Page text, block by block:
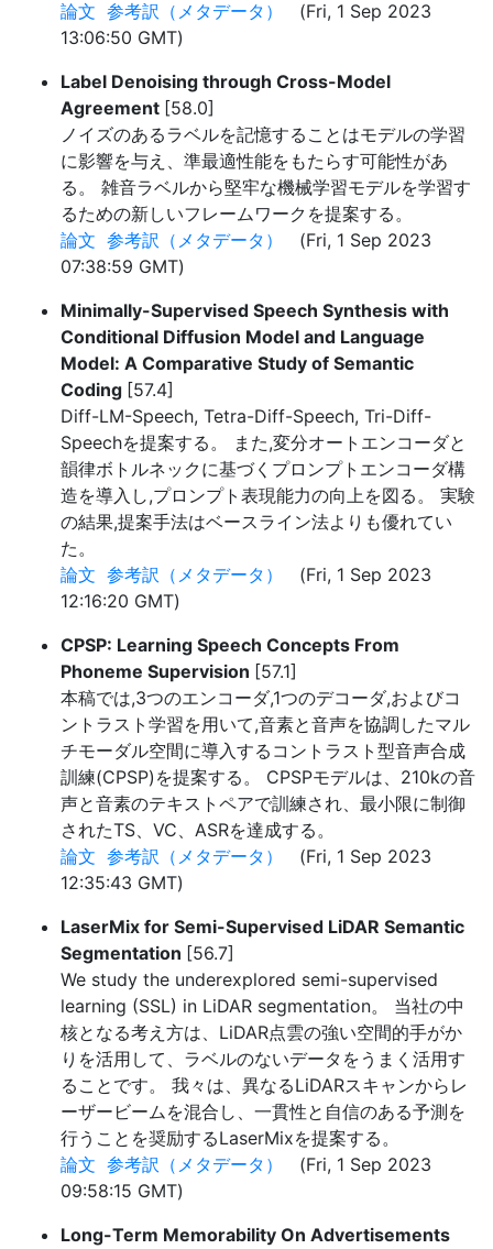
論文 参考訳（メタデータ）
(Fri, 1 Sep 2023
13:06:50 GMT)
Label Denoising through Cross-Model
Agreement [58.0]
ノイズのあるラベルを記憶することはモデルの学習
に影響を与え、準最適性能をもたらす可能性があ
る。 雑音ラベルから堅牢な機械学習モデルを学習す
るための新しいフレームワークを提案する。
論文 参考訳（メタデータ）
(Fri, 1 Sep 2023
07:38:59 GMT)
Minimally-Supervised Speech Synthesis with
Conditional Diffusion Model and Language
Model: A Comparative Study of Semantic
Coding [57.4]
Diff-LM-Speech, Tetra-Diff-Speech, Tri-Diff-
Speechを提案する。 また,変分オートエンコーダと
韻律ボトルネックに基づくプロンプトエンコーダ構
造を導入し,プロンプト表現能力の向上を図る。 実験
の結果,提案手法はベースライン法よりも優れてい
た。
論文 参考訳（メタデータ）
(Fri, 1 Sep 2023
12:16:20 GMT)
CPSP: Learning Speech Concepts From
Phoneme Supervision [57.1]
本稿では,3つのエンコーダ,1つのデコーダ,およびコ
ントラスト学習を用いて,音素と音声を協調したマル
チモーダル空間に導入するコントラスト型音声合成
訓練(CPSP)を提案する。 CPSPモデルは、210kの音
声と音素のテキストペアで訓練され、最小限に制御
されたTS、VC、ASRを達成する。
論文 参考訳（メタデータ）
(Fri, 1 Sep 2023
12:35:43 GMT)
LaserMix for Semi-Supervised LiDAR Semantic
Segmentation [56.7]
We study the underexplored semi-supervised
learning (SSL) in LiDAR segmentation。 当社の中
核となる考え方は、LiDAR点雲の強い空間的手がか
りを活用して、ラベルのないデータをうまく活用す
ることです。 我々は、異なるLiDARスキャンからレ
ーザービームを混合し、一貫性と自信のある予測を
行うことを奨励するLaserMixを提案する。
論文 参考訳（メタデータ）
(Fri, 1 Sep 2023
09:58:15 GMT)
Long-Term Memorability On Advertisements